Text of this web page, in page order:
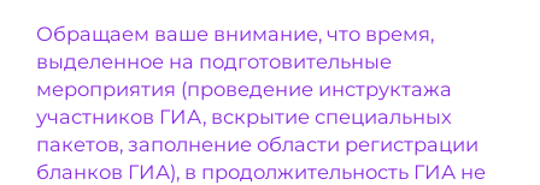
Обращаем ваше внимание, что время,
выделенное на подготовительные
мероприятия (проведение инструктажа
участников ГИА, вскрытие специальных
пакетов, заполнение области регистрации
бланков ГИА), в продолжительность ГИА не